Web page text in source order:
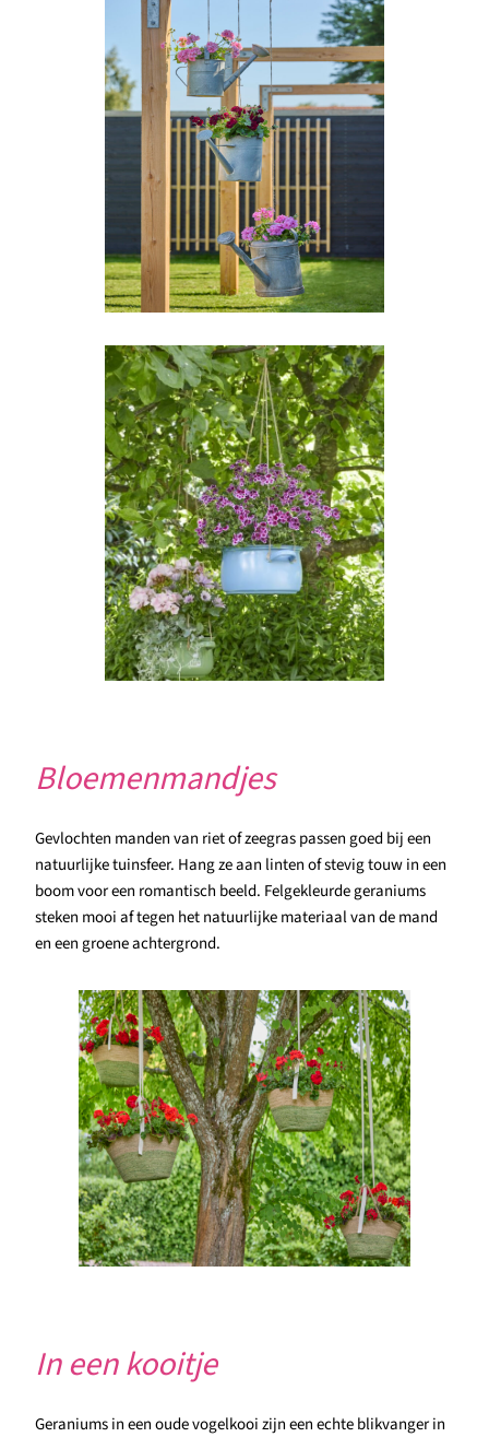
Bloemenmandjes
Gevlochten manden van riet of zeegras passen goed bij een
natuurlijke tuinsfeer. Hang ze aan linten of stevig touw in een
boom voor een romantisch beeld. Felgekleurde geraniums
steken mooi af tegen het natuurlijke materiaal van de mand
en een groene achtergrond.
In een kooitje
Geraniums in een oude vogelkooi zijn een echte blikvanger in